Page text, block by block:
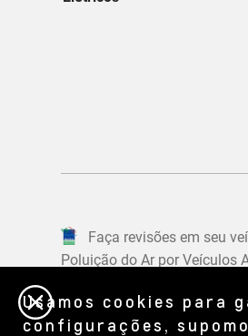
Usamos cookies para
configurações,